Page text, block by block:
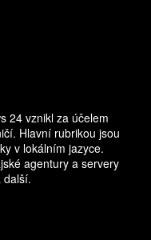
24 vznikl za účelem
Hlavní rubrikou jsou
v lokálním jazyce.
agentury a servery
další.